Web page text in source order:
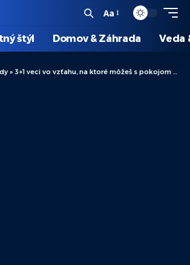
Aa
štýl Domov & Záhrada Veda
» 3+1 veci vo vzťahu, na ktoré môžeš s pokojom v duši povedať nie